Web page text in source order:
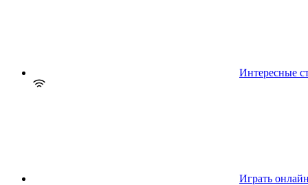
Интересные
Играть онлайн